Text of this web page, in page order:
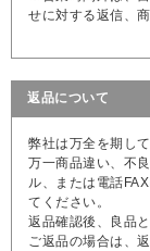
せに対する返信、
返品について
弊社は万全を期し
万一商品違い、不
ル、または電話
てください。
返品確認後、良品
ご返品の場合は、